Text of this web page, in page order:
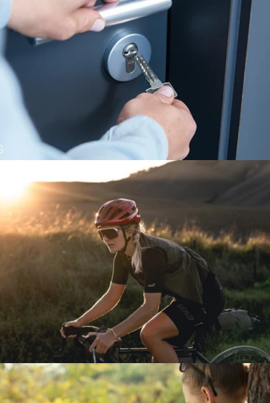
ZABEZPEČENÍ DOMÁCNOSTI
CYKLO/MOTO ZÁMKY